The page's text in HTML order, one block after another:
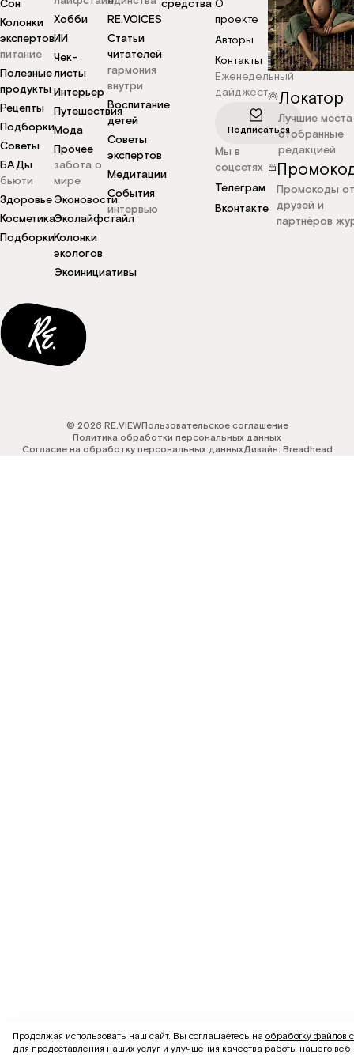
Сон
Колонки
экспертов
питание
Полезные
продукты
Рецепты
Подборки
Советы
БАДы
бьюти
Здоровье
Косметика
Подборки
Хобби
ИИ
Чек-
листы
Интерьер
Путешествия
Мода
Прочее
забота о
мире
Эконовости
Эколайфстайл
Колонки
экологов
Экоинициативы
RE.VOICES
Статьи
читателей
гармония
внутри
Воспитание
детей
Советы
экспертов
Медитации
События
интервью
средства О
проекте
Авторы
Контакты
Еженедельный
дайджест
Подписаться
Мы в
соцсетях
Телеграм
Вконтакте
Локатор
Лучшие места
отобранные
редакцией
Промокоды
друзей и
партнёров
© 2026 RE.VIEWПользовательское соглашение
Политика обработки персональных данных
Согласие на обработку персональных данныхДизайн: Breadhead
Продолжая использовать наш сайт. Вы соглашаетесь на обработку файлов
для предоставления наших услуг и улучшения качества работы нашего